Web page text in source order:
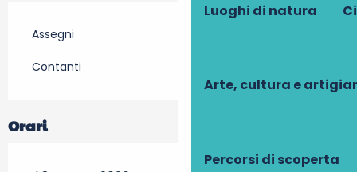
Luoghi di natura
Arte, cultura e
Percorsi di scoperta
Assegni
Contanti
Orari